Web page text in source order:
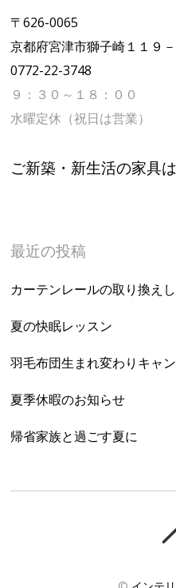
〒626-0065
京都府宮津市獅子崎１１９
0772-22-3748
９：３０～１８：００
水曜定休（祝日は営業）
ご新築・新生活の家具
最近の投稿
カーテンレールの取り換え
夏の快眠レッスン
羽毛布団生まれ変わりキャ
夏季休暇のお知らせ
帰省家族と過ごす夏に